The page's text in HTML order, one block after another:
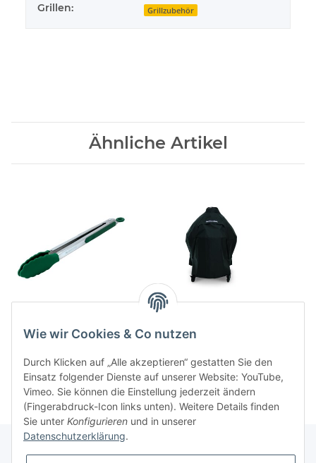
Grillen: Grillzubehör
Ähnliche Artikel
38,00 CHF
Abdeckhaube L/XL EGG
145,00 CHF
Wie wir Cookies & Co nutzen
Durch Klicken auf „Alle akzeptieren“ gestatten Sie den
Einsatz folgender Dienste auf unserer Website: YouTube,
Vimeo. Sie können die Einstellung jederzeit ändern
(Fingerabdruck-Icon links unten). Weitere Details finden
Sie unter Konfigurieren und in unserer
Datenschutzerklärung.